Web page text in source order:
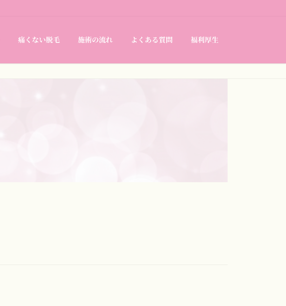
痛くない脱毛 施術の流れ よくある質問 福利厚生